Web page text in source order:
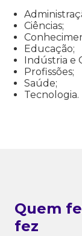
Ciências;
Educação;
Indústria e
Profissões;
Saúde;
Tecnologia.
Quem
fez